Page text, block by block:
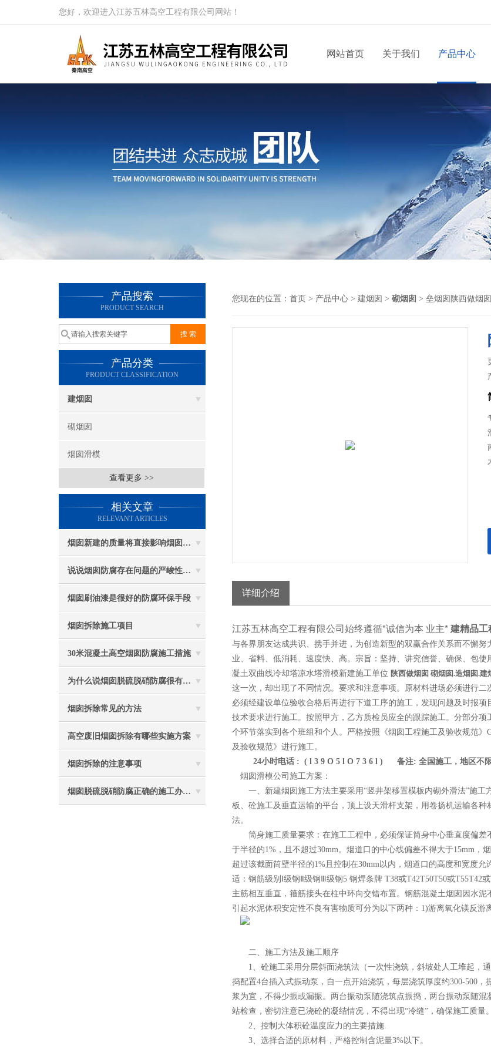
您好，欢迎进入江苏五林高空工程有限公司网站！
网站首页 关于我们 产品中心
产品搜索
PRODUCT SEARCH
产品分类
PRODUCT CLASSIFICATION
建烟囱
砌烟囱
烟囱滑模
查看更多 >>
相关文章
RELEVANT ARTICLES
烟囱新建的质量将直接影响烟囱防腐工程的难度
说说烟囱防腐存在问题的严峻性体现在哪些方面
烟囱刷油漆是很好的防腐环保手段
烟囱拆除施工项目
30米混凝土高空烟囱防腐施工措施
为什么说烟囱脱硫脱硝防腐很有必要
烟囱拆除常见的方法
高空废旧烟囱拆除有哪些实施方案
烟囱拆除的注意事项
烟囱脱硫脱硝防腐正确的施工办法由高空防腐公司说与你听
您现在的位置： 首页 > 产品中心 > 建烟囱 > 砌烟囱 > 垒烟囱陕西做烟
详细介绍
江苏五林高空工程有限公司始终遵循"诚信为本 业主*建精品工
与各界朋友达成共识、携手并进，为创造新型的双赢合作关系而不懈
业、省料、低消耗、速度快、高。宗旨：坚持、讲究信誉、确保、包使
凝土双曲线冷却塔凉水塔滑模新建施工单位 陕西做烟囱 砌烟囱.造烟囱.建
这一次，却出现了不同情况。要求和注意事项。原材料进场必须进行
必须经建设单位验收合格后再进行下道工序的施工，发现问题及时报
技术要求进行施工。按照甲方，乙方质检员应全的跟踪施工。 分部分项
个环节落实到各个班组和个人。严格按照《烟囱工程施工及验收规范》
及验收规范》进行施工。
24小时电话 : ( l 3 9 O 5 l O 7 3 6 l ) 备注: 全国施工，地区不
烟囱滑模公司施工方案：
一、新建烟囱施工方法主要采用“竖井架移置模板内砌外滑法”施工
板、砼施工及垂直运输的平台，顶上设天滑杆支架，用卷扬机运输各
法。
筒身施工质量要求：在施工工程中，必须保证筒身中心垂直度偏差
于半径的1%，且不超过30mm。烟道口的中心线偏差不得大于15mm
超过该截面筒壁半径的1%且控制在30mm以内，烟道口的高度和宽度
适：钢筋级别Ⅰ级钢Ⅱ级钢Ⅲ级钢5 钢焊条牌 T38或T42T50T50或
主筋相互垂直，箍筋接头在柱中环向交错布置。钢筋混凝土烟囱因水
引起水泥体积安定性不良有害物质可分为以下两种：1)游离氧化镁反游
二、施工方法及施工顺序
1、砼施工采用分层斜面浇筑法（一次性浇筑，斜坡处人工堆起，
捣配置4台插入式振动泵，自一点开始浇筑，每层浇筑厚度约300-500
浆为宜，不得少振或漏振。两台振动泵随浇筑点振捣，两台振动泵随
站检查，密切注意已浇砼的凝结情况，不得出现“冷缝”，确保施工质量。
2、控制大体积砼温度应力的主要措施.
3、选择合适的原材料，严格控制含泥量3%以下。